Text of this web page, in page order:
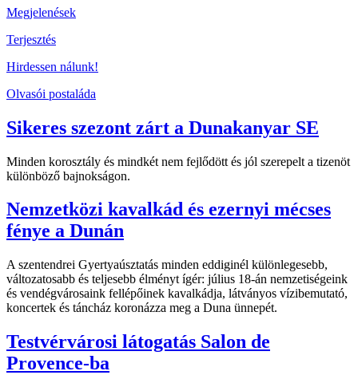
Megjelenések
Terjesztés
Hirdessen nálunk!
Olvasói postaláda
Sikeres szezont zárt a Dunakanyar SE
Minden korosztály és mindkét nem fejlődött és jól szerepelt a tizenöt
különböző bajnokságon.
Nemzetközi kavalkád és ezernyi mécses
fénye a Dunán
A szentendrei Gyertyaúsztatás minden eddiginél különlegesebb,
változatosabb és teljesebb élményt ígér: július 18-án nemzetiségeink
és vendégvárosaink fellépőinek kavalkádja, látványos vízibemutató,
koncertek és táncház koronázza meg a Duna ünnepét.
Testvérvárosi látogatás Salon de
Provence-ba